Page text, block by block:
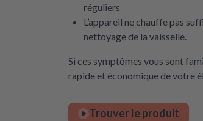
réguliers
L’appareil ne chauffe pas
nettoyage de la vaisselle.
Si ces symptômes vous sont
rapide et économique de votre
Trouver le produit